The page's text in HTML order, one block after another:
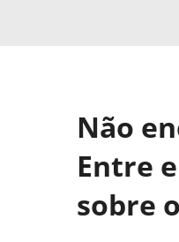
Não
Entre
sobre